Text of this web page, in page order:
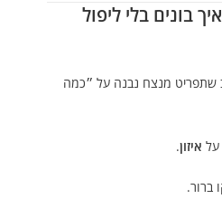
בונים בלי ליפול
שתפריט מנצח נבנה על ״כמה
איזון.
ברור.